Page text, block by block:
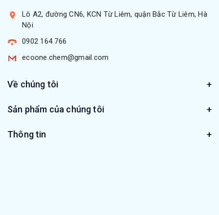
Lô A2, đường CN6, KCN Từ Liêm, quận Bắc Từ Liêm, Hà
Nội
0902 164 766
ecoone.chem@gmail.com
Về chúng tôi
Sản phẩm của chúng tôi
Thông tin